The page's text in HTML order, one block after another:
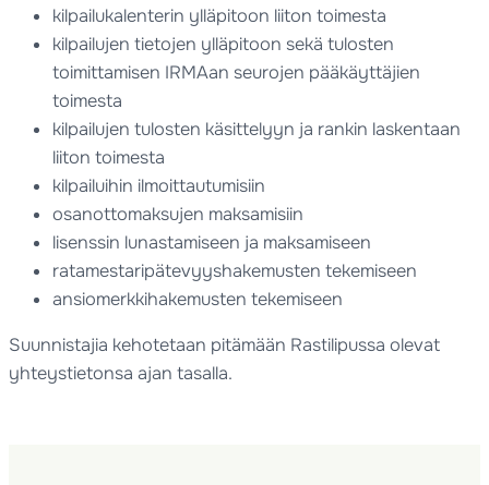
kilpailukalenterin ylläpitoon liiton toimesta
kilpailujen tietojen ylläpitoon sekä tulosten
toimittamisen IRMAan seurojen pääkäyttäjien
toimesta
kilpailujen tulosten käsittelyyn ja rankin laskentaan
liiton toimesta
kilpailuihin ilmoittautumisiin
osanottomaksujen maksamisiin
lisenssin lunastamiseen ja maksamiseen
ratamestaripätevyyshakemusten tekemiseen
ansiomerkkihakemusten tekemiseen
Suunnistajia kehotetaan pitämään Rastilipussa olevat
yhteystietonsa ajan tasalla.